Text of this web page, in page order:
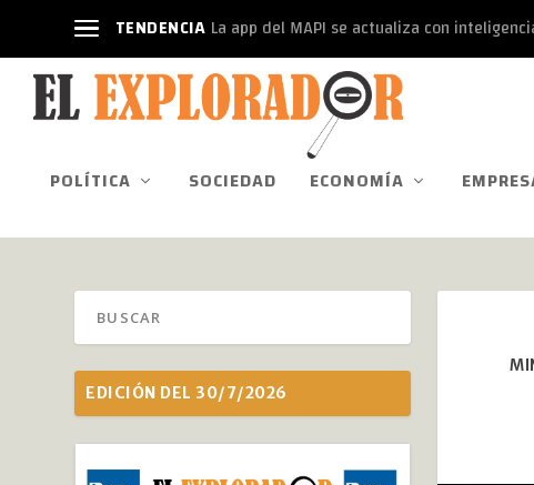
TENDENCIA La app del MAPI se actualiza con
POLÍTICA SOCIEDAD ECONOMÍA
EDICIÓN DEL 30/7/2026